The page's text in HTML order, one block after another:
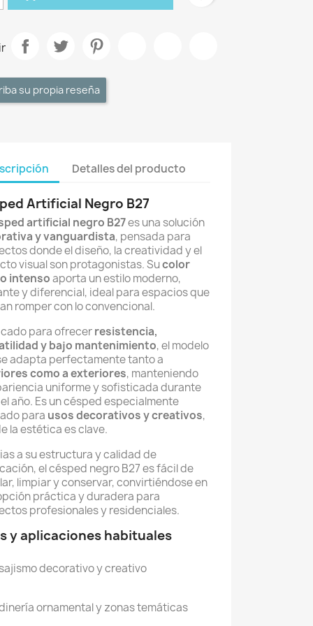
su propia reseña
Detalles del producto
Artificial Negro B27
artificial negro B27es una solución
y vanguardista, pensada para
donde el diseño, la creatividad y el
visual son protagonistas. Sucolor
intensoaporta un estilo moderno,
y diferencial, ideal para espacios que
romper con lo convencional.
para ofrecerresistencia,
y bajo mantenimiento, el modelo
adapta perfectamente tanto a
como a exteriores, manteniendo
uniforme y sofisticada durante
año. Es un césped especialmente
para usos decorativos y creativos,
la estética es clave.
a su estructura y calidad de
el césped negro B27 es fácil de
limpiar y conservar, convirtiéndose en
práctica y duradera para
profesionales y residenciales.
y aplicaciones habituales
decorativo y creativo
ornamental y zonas temáticas